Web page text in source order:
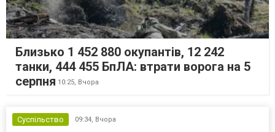
Близько 1 452 880 окупантів, 12 242
танки, 444 455 БпЛА: втрати ворога на 5
серпня 10:25, Вчора
Суспільство 09:34, Вчора